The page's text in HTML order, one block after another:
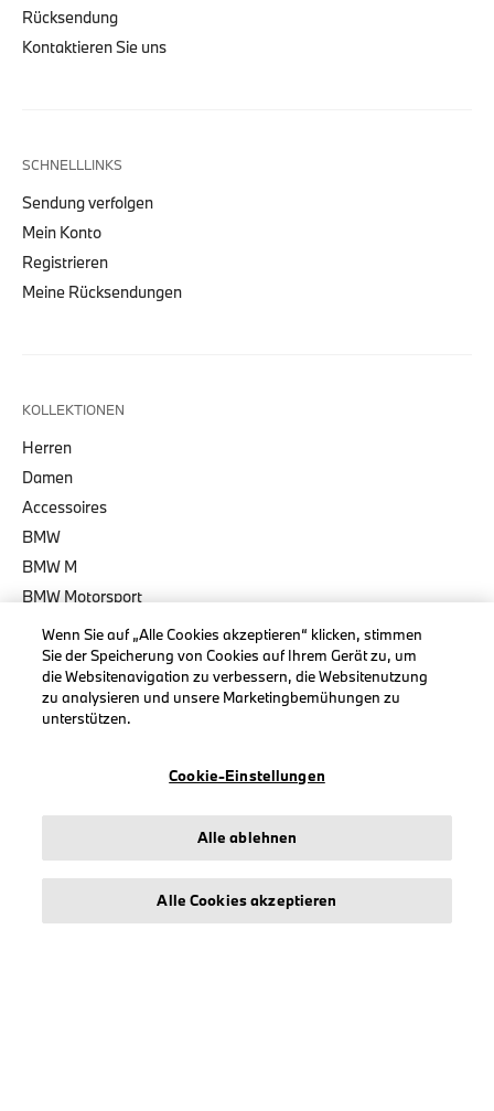
Rücksendung
Kontaktieren Sie uns
SCHNELLLINKS
Sendung verfolgen
Mein Konto
Registrieren
Meine Rücksendungen
KOLLEKTIONEN
Herren
Damen
Accessoires
BMW
BMW M
BMW Motorsport
INFORMATIONEN
Geschäftsbedingungen
Datenschutz
Wenn Sie auf „Alle Cookies akzeptieren“ klicken, stimmen
Sie der Speicherung von Cookies auf Ihrem Gerät zu, um
die Websitenavigation zu verbessern, die Websitenutzung
zu analysieren und unsere Marketingbemühungen zu
unterstützen.
Cookie-Einstellungen
Alle ablehnen
Alle Cookies akzeptieren